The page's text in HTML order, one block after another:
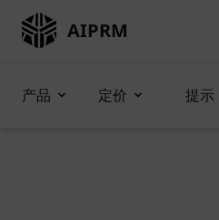
AIPRM
产品 定价 提示